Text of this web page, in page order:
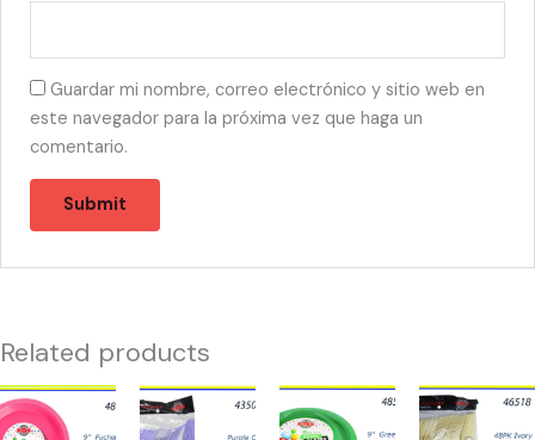
Guardar mi nombre, correo electrónico y sitio web en
este navegador para la próxima vez que haga un
comentario.
Related products
48506
-
43503
-
-
43518
-